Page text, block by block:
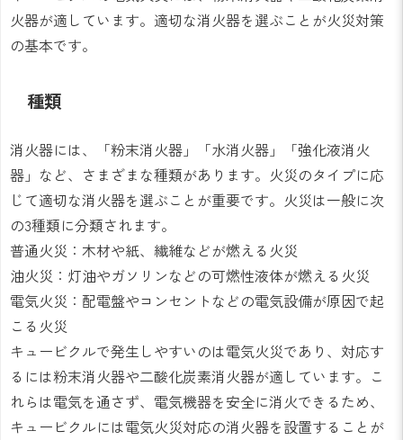
火器が適しています。適切な消火器を選ぶことが火災対策
の基本です。
種類
消火器には、「粉末消火器」「水消火器」「強化液消火
器」など、さまざまな種類があります。火災のタイプに応
じて適切な消火器を選ぶことが重要です。火災は一般に次
の3種類に分類されます。
普通火災：木材や紙、繊維などが燃える火災
油火災：灯油やガソリンなどの可燃性液体が燃える火災
電気火災：配電盤やコンセントなどの電気設備が原因で起
こる火災
キュービクルで発生しやすいのは電気火災であり、対応す
るには粉末消火器や二酸化炭素消火器が適しています。こ
れらは電気を通さず、電気機器を安全に消火できるため、
キュービクルには電気火災対応の消火器を設置することが